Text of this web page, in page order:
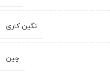
نگین کاری
چین